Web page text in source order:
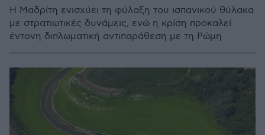
Η Μαδρίτη ενισχύει τη φύλαξη του ισπανικού θύλακα
με στρατιωτικές δυνάμεις, ενώ η κρίση προκαλεί
έντονη διπλωματική αντιπαράθεση με τη Ρώμη